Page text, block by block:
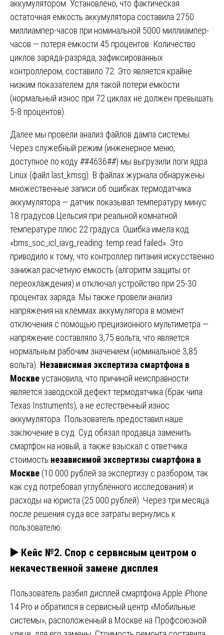
аккумулятором. Установлено, что фактическая
остаточная ёмкость аккумулятора составила 2750
миллиампер-часов при номинальной 5000 миллиампер-
часов — потеря ёмкости 45 процентов. Количество
циклов заряда-разряда, зафиксированных
контроллером, составило 72. Это является крайне
низким показателем для такой потери ёмкости
(нормальный износ при 72 циклах не должен превышать
5-8 процентов).
Далее мы провели анализ файлов дампа системы.
Через служебный режим (инженерное меню,
доступное по коду ##4636##) мы выгрузили логи ядра
Linux (файл last_kmsg). В файлах журнала обнаружены
множественные записи об ошибках термодатчика
аккумулятора — датчик показывал температуру минус
18 градусов Цельсия при реальной комнатной
температуре плюс 22 градуса. Ошибка имела код
«bms_soc_icl_iavg_reading: temp read failed». Это
приводило к тому, что контроллер питания искусственно
занижал расчётную ёмкость (алгоритм защиты от
переохлаждения) и отключал устройство при 25-30
процентах заряда. Мы также провели анализ
напряжения на клеммах аккумулятора в момент
отключения с помощью прецизионного мультиметра —
напряжение составляло 3,75 вольта, что является
нормальным рабочим значением (номинальное 3,85
вольта). Независимая экспертиза смартфона в
Москвеустановила, что причиной неисправности
является заводской дефект термодатчика (брак чипа
Texas Instruments), а не естественный износ
аккумулятора. Пользователь предоставил наше
заключение в суд. Суд обязал продавца заменить
смартфон на новый, а также взыскал с ответчика
стоимость независимой экспертизы смартфона в
Москве (10 000 рублей за экспертизу с разбором, так
как суд потребовал углублённого исследования) и
расходы на юриста (25 000 рублей). Через три месяца
после решения суда все затраты вернулись к
пользователю.
▶️ Кейс №2. Спор с сервисным центром о
некачественной замене дисплея
Пользователь разбил дисплей смартфона Apple iPhone
14 Pro и обратился в сервисный центр «Мобильные
системы», расположенный в Москве на Профсоюзной